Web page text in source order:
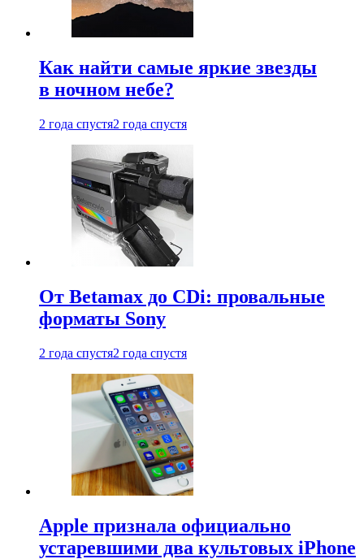
Как найти самые яркие звезды
в ночном небе?
2 года спустя2 года спустя
От Betamax до CDi: провальные
форматы Sony
2 года спустя2 года спустя
Apple признала официально
устаревшими два культовых iPhone